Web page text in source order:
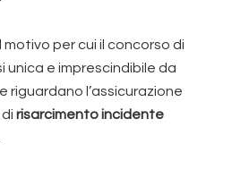
per cui il concorso di
unica e imprescindibile da
riguardano l’assicurazione
dirisarcimento incidente